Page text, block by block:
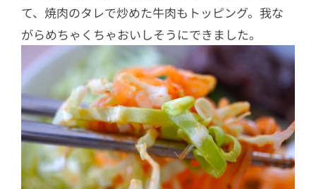
て、焼肉のタレで炒めた牛肉もトッピング。我な
がらめちゃくちゃおいしそうにできました。